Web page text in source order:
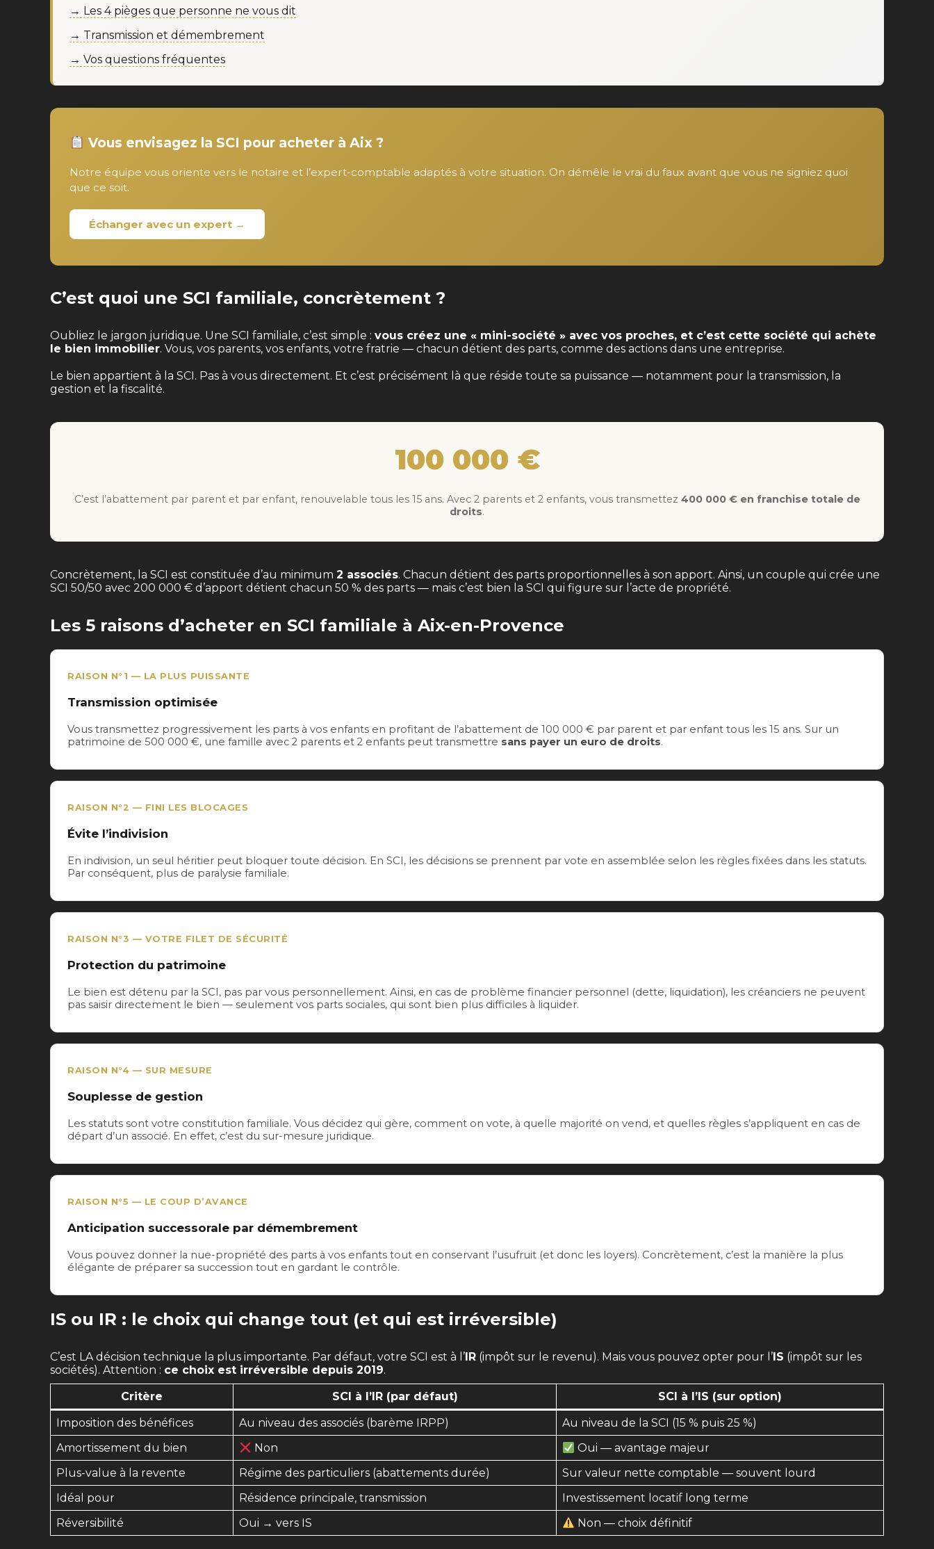
→ Les 4 pièges que personne ne vous dit
→ Transmission et démembrement
→ Vos questions fréquentes
Vous envisagez la SCI pour acheter à Aix ?
Notre équipe vous oriente vers le notaire et l’expert-comptable adaptés à votre situation. On démêle le vrai du faux avant que vous ne signiez quoi
que ce soit.
Échanger avec un expert →
C’est quoi une SCI familiale, concrètement ?
Oubliez le jargon juridique. Une SCI familiale, c’est simple : vous créez une « mini-société » avec vos proches, et c’est cette société qui achète
le bien immobilier. Vous, vos parents, vos enfants, votre fratrie — chacun détient des parts, comme des actions dans une entreprise.
Le bien appartient à la SCI. Pas à vous directement. Et c’est précisément là que réside toute sa puissance — notamment pour la transmission, la
gestion et la fiscalité.
100 000 €
C’est l’abattement par parent et par enfant, renouvelable tous les 15 ans. Avec 2 parents et 2 enfants, vous transmettez 400 000 € en franchise totale de
droits.
Concrètement, la SCI est constituée d’au minimum 2 associés. Chacun détient des parts proportionnelles à son apport. Ainsi, un couple qui crée une
SCI 50/50 avec 200 000 € d’apport détient chacun 50 % des parts — mais c’est bien la SCI qui figure sur l’acte de propriété.
Les 5 raisons d’acheter en SCI familiale à Aix-en-Provence
RAISON N°1 — LA PLUS PUISSANTE
Transmission optimisée
Vous transmettez progressivement les parts à vos enfants en profitant de l’abattement de 100 000 € par parent et par enfant tous les 15 ans. Sur un
patrimoine de 500 000 €, une famille avec 2 parents et 2 enfants peut transmettre sans payer un euro de droits.
RAISON N°2 — FINI LES BLOCAGES
Évite l’indivision
En indivision, un seul héritier peut bloquer toute décision. En SCI, les décisions se prennent par vote en assemblée selon les règles fixées dans les statuts.
Par conséquent, plus de paralysie familiale.
RAISON N°3 — VOTRE FILET DE SÉCURITÉ
Protection du patrimoine
Le bien est détenu par la SCI, pas par vous personnellement. Ainsi, en cas de problème financier personnel (dette, liquidation), les créanciers ne peuvent
pas saisir directement le bien — seulement vos parts sociales, qui sont bien plus difficiles à liquider.
RAISON N°4 — SUR MESURE
Souplesse de gestion
Les statuts sont votre constitution familiale. Vous décidez qui gère, comment on vote, à quelle majorité on vend, et quelles règles s’appliquent en cas de
départ d’un associé. En effet, c’est du sur-mesure juridique.
RAISON N°5 — LE COUP D’AVANCE
Anticipation successorale par démembrement
Vous pouvez donner la nue-propriété des parts à vos enfants tout en conservant l’usufruit (et donc les loyers). Concrètement, c’est la manière la plus
élégante de préparer sa succession tout en gardant le contrôle.
IS ou IR : le choix qui change tout (et qui est irréversible)
C’est LA décision technique la plus importante. Par défaut, votre SCI est à l’IR (impôt sur le revenu). Mais vous pouvez opter pour l’IS (impôt sur les
sociétés). Attention : ce choix est irréversible depuis 2019.
Critère
SCI à l’IR (par défaut)
SCI à l’IS (sur option)
Imposition des bénéfices
Au niveau des associés (barème IRPP)
Au niveau de la SCI (15 % puis 25 %)
Amortissement du bien
Non
Oui — avantage majeur
Plus-value à la revente
Régime des particuliers (abattements durée)
Sur valeur nette comptable — souvent lourd
Idéal pour
Résidence principale, transmission
Investissement locatif long terme
Réversibilité
Oui → vers IS Non — choix définitif